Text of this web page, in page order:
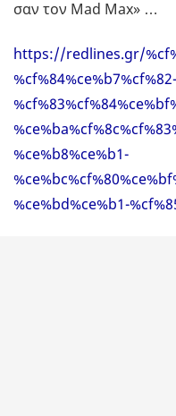
σαν τον Mad Max» …
https://redlines.gr/
%ce%b8%ce%b1-
%ce%bd%ce%b1-